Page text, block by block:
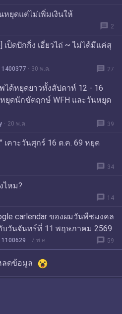
ยุดแต่ไม่เพิ่มเงินให้
message 2
เป็ดปักกิ่ง เอี่ยวไถ่ ~ ไม่ได้มีแค่สุ
30 พ.ค. message 27
ได้หยุดยาวทั้งสัปดาห์ 12 - 16
ยุดนักขัตฤกษ์ WFH และวันหยุด
20 พ.ค. message 39
เคาะวันศุกร์ 16 ต.ค. 69 หยุด
message 34
ไหม?
message 14
carlendar ของผมวันพืชมงคล
บวันจันทร์ที่ 11 พฤษภาคม 2569
7 พ.ค. message 59
ลดข้อมูล